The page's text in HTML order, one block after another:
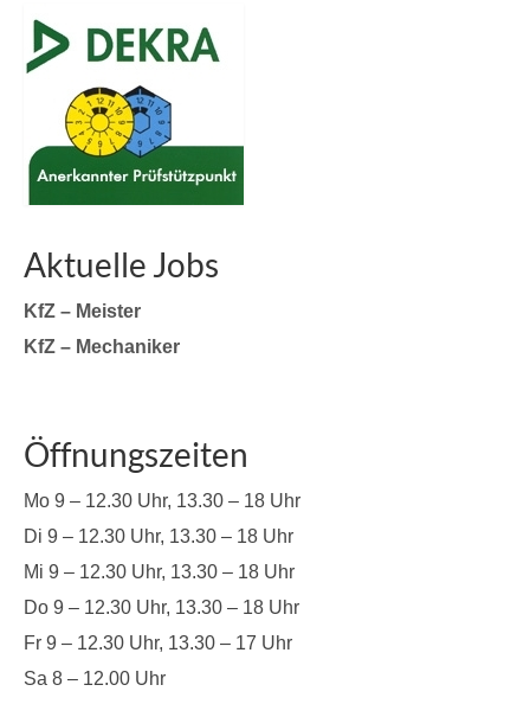
Aktuelle Jobs
KfZ – Meister
KfZ – Mechaniker
Öffnungszeiten
Mo 9 – 12.30 Uhr, 13.30 – 18 Uhr
Di 9 – 12.30 Uhr, 13.30 – 18 Uhr
Mi 9 – 12.30 Uhr, 13.30 – 18 Uhr
Do 9 – 12.30 Uhr, 13.30 – 18 Uhr
Fr 9 – 12.30 Uhr, 13.30 – 17 Uhr
Sa 8 – 12.00 Uhr